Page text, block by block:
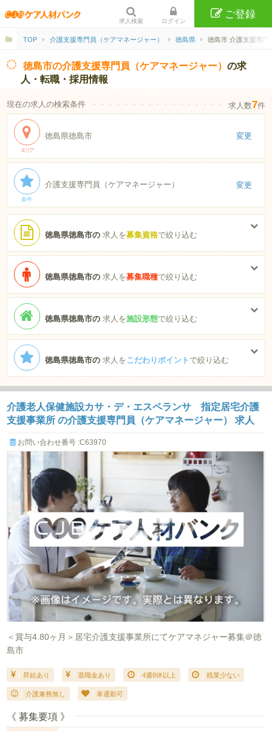
求人検索 ログイン
ご登録
TOP 介護支援専門員（ケアマネージャー） 徳島県 徳島市 介護支援専
徳島市の介護支援専門員（ケアマネージャー）の求
人・転職・採用情報
現在の求人の検索条件 ・・・・・・・・・・・・・・・・・・・・・・
求人数7件
エリア
徳島県徳島市 変更
条件
介護支援専門員（ケアマネージャー） 変更
徳島県徳島市の求人を募集資格で絞り込む
徳島県徳島市の求人を募集職種で絞り込む
徳島県徳島市の求人を施設形態で絞り込む
徳島県徳島市の求人をこだわりポイント で絞り込む
介護老人保健施設カサ・デ・エスペランサ 指定居宅介護
支援事業所 の介護支援専門員（ケアマネージャー） 求人
お問い合わせ番号 :C63970
＜賞与4.80ヶ月＞居宅介護支援事業所にてケアマネジャー募集＠徳
島市
昇給あり 退職金あり 4週8休以上 残業少ない
介護兼務無し 車通勤可
《 募集要項 》